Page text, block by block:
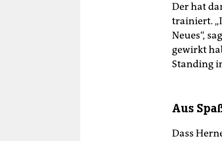
Der hat
trainiert.
Neues“,
gewirkt
Standing
Aus
Dass